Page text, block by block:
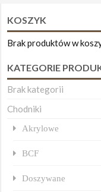
KOSZYK
Brak produktów w
KATEGORIE
Brak kategorii
Chodniki
Akrylowe
BCF
Doszywane